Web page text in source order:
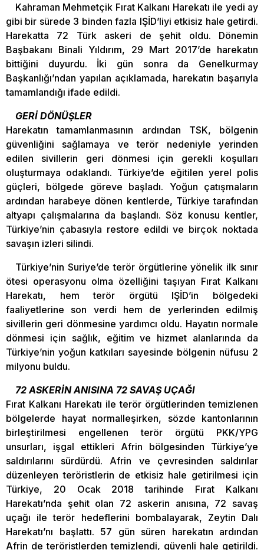
Kahraman Mehmetçik Fırat Kalkanı Harekatı ile yedi ay
gibi bir sürede 3 binden fazla IŞİD’liyi etkisiz hale getirdi.
Harekatta 72 Türk askeri de şehit oldu. Dönemin
Başbakanı Binali Yıldırım, 29 Mart 2017’de harekatın
bittiğini duyurdu. İki gün sonra da Genelkurmay
Başkanlığı’ndan yapılan açıklamada, harekatın başarıyla
tamamlandığı ifade edildi.
GERİ DÖNÜŞLER
Harekatın tamamlanmasının ardından TSK, bölgenin
güvenliğini sağlamaya ve terör nedeniyle yerinden
edilen sivillerin geri dönmesi için gerekli koşulları
oluşturmaya odaklandı. Türkiye’de eğitilen yerel polis
güçleri, bölgede göreve başladı. Yoğun çatışmaların
ardından harabeye dönen kentlerde, Türkiye tarafından
altyapı çalışmalarına da başlandı. Söz konusu kentler,
Türkiye’nin çabasıyla restore edildi ve birçok noktada
savaşın izleri silindi.
Türkiye’nin Suriye’de terör örgütlerine yönelik ilk sınır
ötesi operasyonu olma özelliğini taşıyan Fırat Kalkanı
Harekatı, hem terör örgütü IŞİD’in bölgedeki
faaliyetlerine son verdi hem de yerlerinden edilmiş
sivillerin geri dönmesine yardımcı oldu. Hayatın normale
dönmesi için sağlık, eğitim ve hizmet alanlarında da
Türkiye’nin yoğun katkıları sayesinde bölgenin nüfusu 2
milyonu buldu.
72 ASKERİN ANISINA 72 SAVAŞ UÇAĞI
Fırat Kalkanı Harekatı ile terör örgütlerinden temizlenen
bölgelerde hayat normalleşirken, sözde kantonlarının
birleştirilmesi engellenen terör örgütü PKK/YPG
unsurları, işgal ettikleri Afrin bölgesinden Türkiye’ye
saldırılarını sürdürdü. Afrin ve çevresinden saldırılar
düzenleyen teröristlerin de etkisiz hale getirilmesi için
Türkiye, 20 Ocak 2018 tarihinde Fırat Kalkanı
Harekatı’nda şehit olan 72 askerin anısına, 72 savaş
uçağı ile terör hedeflerini bombalayarak, Zeytin Dalı
Harekatı’nı başlattı. 57 gün süren harekatın ardından
Afrin de teröristlerden temizlendi, güvenli hale getirildi.